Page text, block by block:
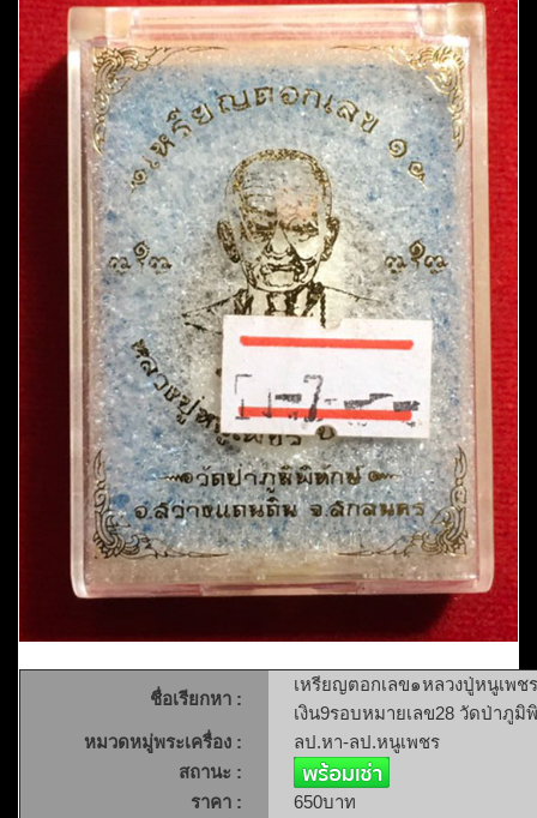
ชื่อเรียกหา :
เหรียญตอกเลข๑หลวงปู่หนูเพ
เงิน9รอบหมายเลข28 วัดป่าภู
หมวดหมู่พระเครื่อง :
ลป.หา-ลป.หนูเพชร
สถานะ :
ราคา :
650บาท